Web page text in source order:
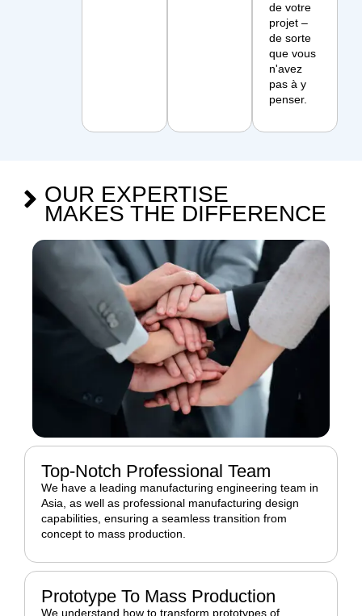
de votre
projet –
de sorte
que vous
n'avez
pas à y
penser.
OUR EXPERTISE
MAKES THE DIFFERENCE
Top-Notch Professional Team
We have a leading manufacturing engineering team in
Asia, as well as professional manufacturing design
capabilities, ensuring a seamless transition from
concept to mass production.
Prototype To Mass Production
We understand how to transform prototypes of